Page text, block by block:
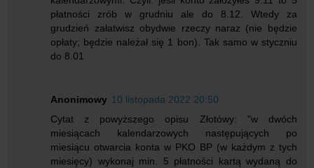
płatności zrób w grudniu ale do 8.12. Wtedy za
grudzień załatwisz obydwie rzeczy naraz (nie będzie
opłaty; będzie należał się 1 bon). Tak samo w styczniu
do 8.01
Anonimowy 10 listopada 2022 20:50
Cytat z powyższego opisu Złotówy: "w dwóch
miesiącach kalendarzowych następujących po
miesiącu otwarcia konta w PKO BP (w każdym z tych
miesięcy) wykonaj min. 5 płatności kartą wydaną do